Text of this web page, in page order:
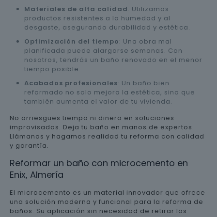
Materiales de alta calidad: Utilizamos
productos resistentes a la humedad y al
desgaste, asegurando durabilidad y estética.
Optimización del tiempo: Una obra mal
planificada puede alargarse semanas. Con
nosotros, tendrás un baño renovado en el menor
tiempo posible.
Acabados profesionales: Un baño bien
reformado no solo mejora la estética, sino que
también aumenta el valor de tu vivienda.
No arriesgues tiempo ni dinero en soluciones
improvisadas. Deja tu baño en manos de expertos.
Llámanos y hagamos realidad tu reforma con calidad
y garantía.
Reformar un baño con microcemento en
Enix, Almería
El microcemento es un material innovador que ofrece
una solución moderna y funcional para la reforma de
baños. Su aplicación sin necesidad de retirar los